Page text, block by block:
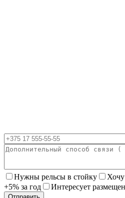
Нужны рельсы в стойку
+5% за год
Интересует